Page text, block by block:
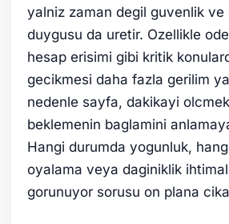
yalniz zaman degil guvenlik ve
duygusu da uretir. Ozellikle
hesap erisimi gibi kritik
gecikmesi daha fazla gerilim
nedenle sayfa, dakikayi
beklemenin baglamini
Hangi durumda yogunluk,
oyalama veya daginiklik
gorunuyor sorusu on plana